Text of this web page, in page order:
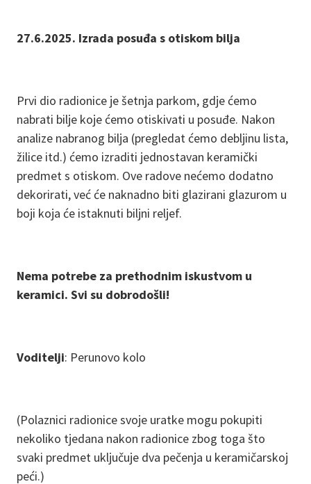
27.6.2025. Izrada posuđa s otiskom bilja
Prvi dio radionice je šetnja parkom, gdje ćemo
nabrati bilje koje ćemo otiskivati u posuđe. Nakon
analize nabranog bilja (pregledat ćemo debljinu lista,
žilice itd.) ćemo izraditi jednostavan keramički
predmet s otiskom. Ove radove nećemo dodatno
dekorirati, već će naknadno biti glazirani glazurom u
boji koja će istaknuti biljni reljef.
Nema potrebe za prethodnim iskustvom u
keramici. Svi su dobrodošli!
Voditelji: Perunovo kolo
(Polaznici radionice svoje uratke mogu pokupiti
nekoliko tjedana nakon radionice zbog toga što
svaki predmet uključuje dva pečenja u keramičarskoj
peći.)